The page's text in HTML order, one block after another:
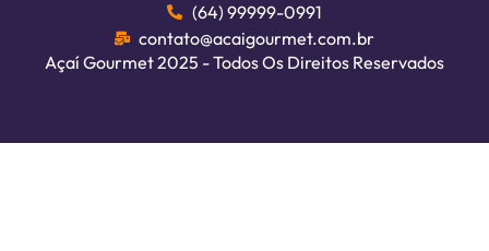
(64) 99999-0991
contato@acaigourmet.com.br
Açaí Gourmet 2025 - Todos Os Direitos Reservados